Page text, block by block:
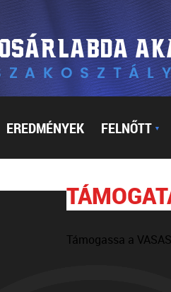
EREDMÉNYEK FELNŐTT ▼
Támogassa a